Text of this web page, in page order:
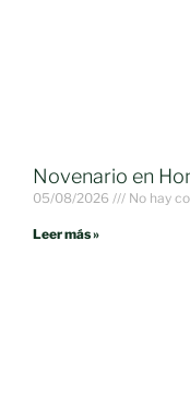
Novenario en
05/08/2026 No hay
Leer más »